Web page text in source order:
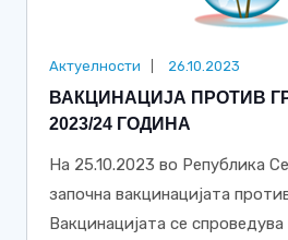
Актуелности 26.10.2023
ВАКЦИНАЦИЈА ПРОТИВ
2023/24 ГОДИНА
На 25.10.2023 во Република
започна вакцинацијата
Вакцинацијата се